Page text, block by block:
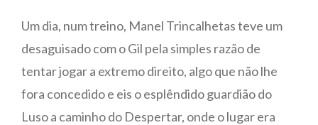
Um dia, num treino, Manel Trincalhetas teve um
desaguisado com o Gil pela simples razão de
tentar jogar a extremo direito, algo que não lhe
fora concedido e eis o esplêndido guardião do
Luso a caminho do Despertar, onde o lugar era